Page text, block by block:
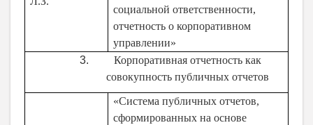
социальной ответственности,
отчетность о корпоративном
управлении»
Корпоративная отчетность как
совокупность публичных отчетов
«Система публичных отчетов,
сформированных на основе